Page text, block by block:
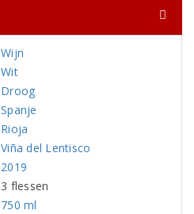
Wijn
Wit
Droog
Spanje
Rioja
Viña del Lentisco
2019
3 flessen
750 ml